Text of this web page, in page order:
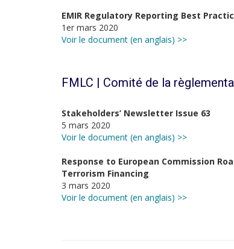
EMIR Regulatory Reporting Best
1er mars 2020
Voir le document (en anglais) >>
FMLC | Comité de la
Stakeholders’ Newsletter Issue 63
5 mars 2020
Voir le document (en anglais) >>
Response to European Commission
Terrorism Financing
3 mars 2020
Voir le document (en anglais) >>